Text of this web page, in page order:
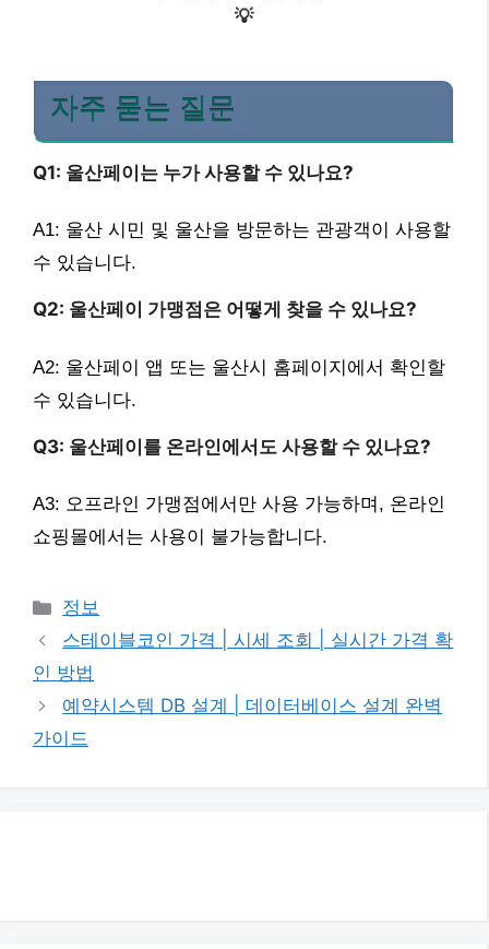
💡
자주 묻는 질문
Q1: 울산페이는 누가 사용할 수 있나요?
A1: 울산 시민 및 울산을 방문하는 관광객이 사용할
수 있습니다.
Q2: 울산페이 가맹점은 어떻게 찾을 수 있나요?
A2: 울산페이 앱 또는 울산시 홈페이지에서 확인할
수 있습니다.
Q3: 울산페이를 온라인에서도 사용할 수 있나요?
A3: 오프라인 가맹점에서만 사용 가능하며, 온라인
쇼핑몰에서는 사용이 불가능합니다.
카
테
리
정보
스테이블코인 가격 | 시세 조회 | 실시간 가격 확
인 방법
예약시스템 DB 설계 | 데이터베이스 설계 완벽
가이드